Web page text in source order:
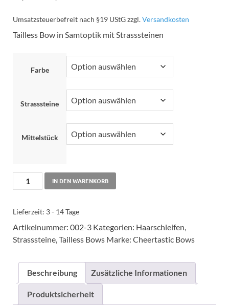
Umsatzsteuerbefreit nach §19 UStGzzgl.Versandkosten
Tailless Bow in Samtoptik mit Strasssteinen
Farbe
Strasssteine
Mittelstück
IN DEN WARENKORB
Lieferzeit: 3 - 14 Tage
Artikelnummer: 002-3 Kategorien: Haarschleifen,
Strasssteine,Tailless Bows Marke: Cheertastic Bows
Beschreibung Zusätzliche Informationen
Produktsicherheit